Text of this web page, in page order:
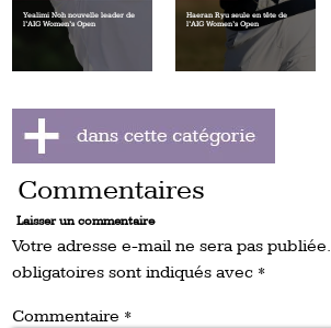
Yealimi Noh nouvelle leader de
l’AIG Women’s Open
Haeran Ryu seule en tête de
l’AIG Women’s Open
Commentaires
Laisser un commentaire
Votre adresse e-mail ne sera pas publiée.
obligatoires sont indiqués avec *
Commentaire *